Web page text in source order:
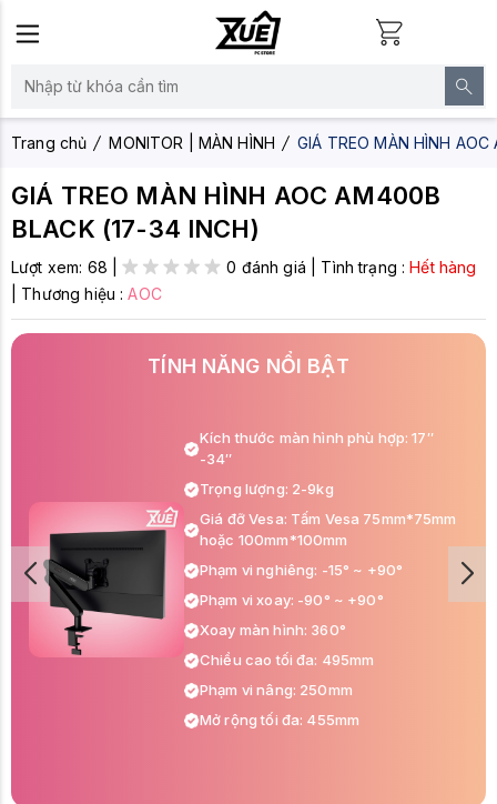
Trang chủ MONITOR | MÀN HÌNH GIÁ TREO MÀN HÌNH
GIÁ TREO MÀN HÌNH AOC AM400B
BLACK (17-34 INCH)
Lượt xem: 68 | 0 đánh giá Tình trạng :Hết hàng
Thương hiệu :AOC
TÍNH NĂNG NỔI BẬT
Kích thước màn hình phù hợp: 17″
-34″
Trọng lượng: 2-9kg
Giá đỡ Vesa: Tấm Vesa 75mm*75mm
hoặc 100mm*100mm
Phạm vi nghiêng: -15° ~ +90°
Phạm vi xoay: -90° ~ +90°
Xoay màn hình: 360°
Chiều cao tối đa: 495mm
Phạm vi nâng: 250mm
Mở rộng tối đa: 455mm